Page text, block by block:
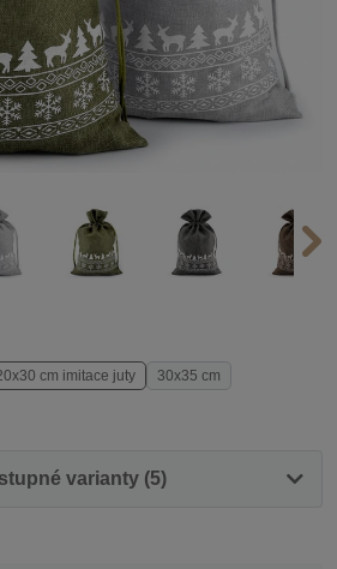
cm imitace juty 30x35 cm
varianty (5)